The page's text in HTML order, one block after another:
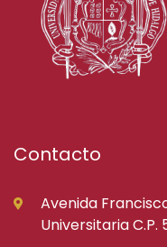
Contacto
Avenida
Universitaria